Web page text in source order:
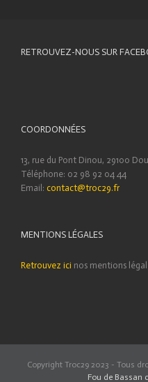
RETROUVEZ-NOUS SUR
COORDONNÉES
13, rue du Pont Dinou, 29100
Téléphone: 02 98 92 04 44
Email: contact@troc29.fr
MENTIONS LÉGALES
Retrouvez ici nos mentions
Copyright Troc29 2023 - Tous
Fou de Bassan